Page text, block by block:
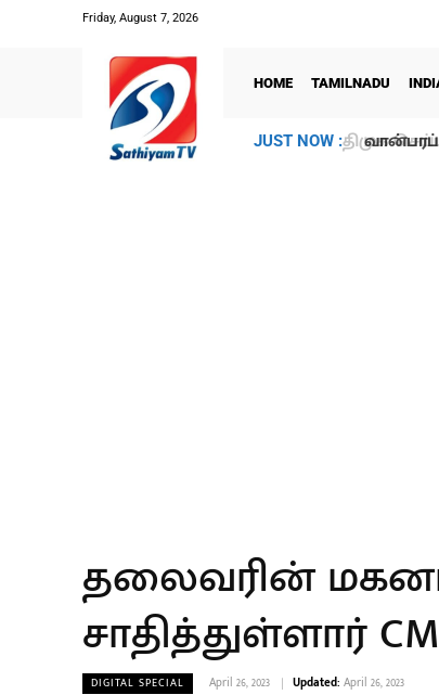
Friday, August 7, 2026
HOME TAMILNADU
JUST NOW :
தலைவரின்
சாதித்துள்ளார்
DIGITAL SPECIAL April 26, 2023 Updated: April 26, 2023